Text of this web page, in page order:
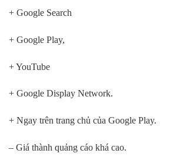
+ Google Search
+ Google Play,
+ YouTube
+ Google Display Network.
+ Ngay trên trang chủ của Google Play.
– Giá thành quảng cáo khá cao.